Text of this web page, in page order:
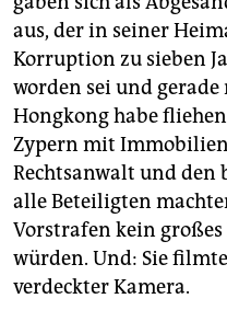
aus, der in seiner
Korruption zu sieben
worden sei und
Hongkong habe
Zypern mit
Rechtsanwalt und den
alle Beteiligten
Vorstrafen kein
würden. Und: Sie
verdeckter Kamera.